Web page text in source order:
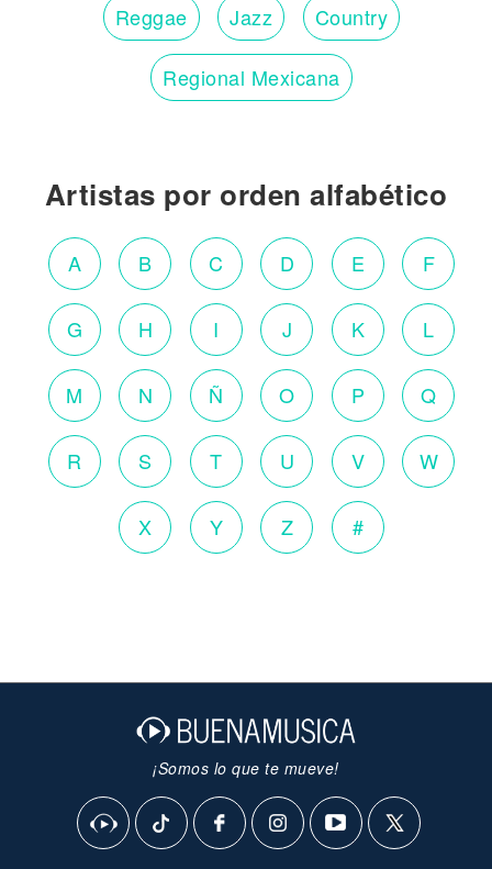
Reggae Jazz Country
Regional Mexicana
Artistas por orden alfabético
A B C D E F
G H I J K L
M N Ñ O P Q
R S T U V W
X Y Z #
¡Somos lo que te mueve!